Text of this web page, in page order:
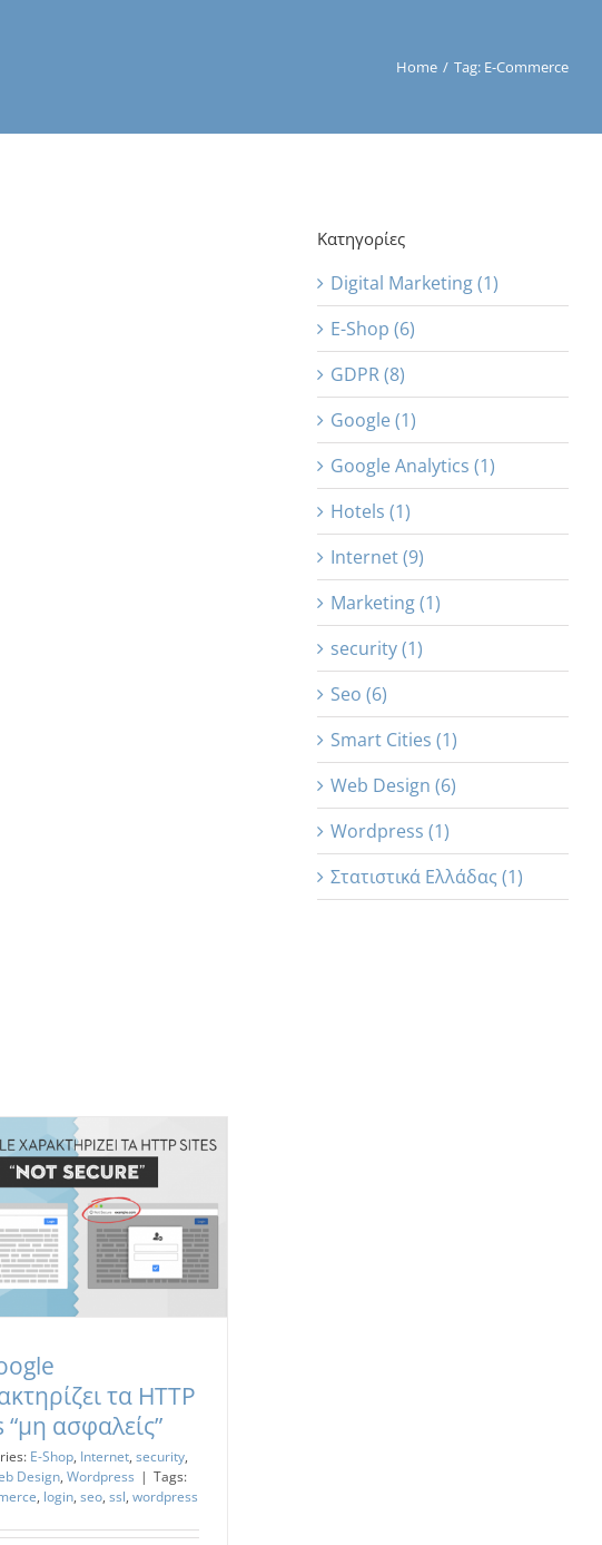
Home / Tag: E-Commerce
Η Google χαρακτηρίζει τα HTTP
sites “μη ασφαλείς”
Web
Design
τα HTTP
“μη ασφαλείς”
E-Shop, Internet, security,
Design, Wordpress | Tags:
, login, seo, ssl, wordpress
Κατηγορίες
Digital Marketing (1)
E-Shop (6)
GDPR (8)
Google (1)
Google Analytics (1)
Hotels (1)
Internet (9)
Marketing (1)
security (1)
Seo (6)
Smart Cities (1)
Web Design (6)
Wordpress (1)
Στατιστικά Ελλάδας (1)